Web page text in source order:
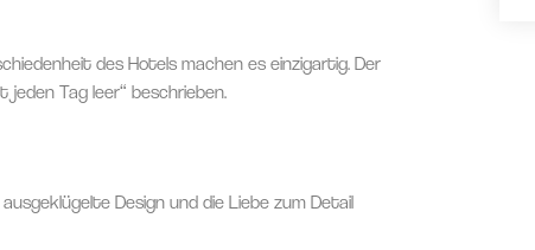
des Hotels machen es einzigartig. Der
Tag leer“ beschrieben.
Design und die Liebe zum Detail